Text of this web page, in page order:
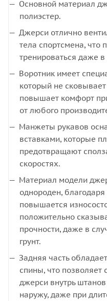
Основной материал
полиэстер.
Джерси отлично
тела спортсмена, что
тренироваться даже
Воротник имеет
который не
повышает комфорт
от любого
Манжеты рукавов
вставками, которые
предотвращают
скоростях.
Материал модели
однороден,
повышается
положительно
прочности, даже в
грунт.
Задняя часть
спины, что позволяет
джерси внутрь
наружу, даже при